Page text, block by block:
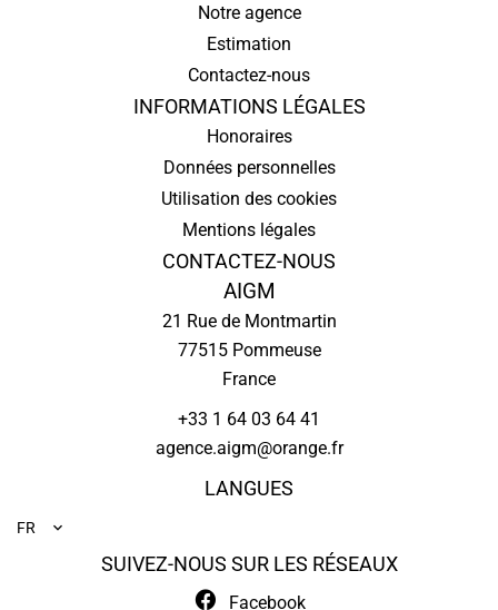
Notre agence
Estimation
Contactez-nous
INFORMATIONS LÉGALES
Honoraires
Données personnelles
Utilisation des cookies
Mentions légales
CONTACTEZ-NOUS
AIGM
21 Rue de Montmartin
77515Pommeuse
France
+33 1 64 03 64 41
agence.aigm@orange.fr
LANGUES
FR
SUIVEZ-NOUS SUR LES RÉSEAUX
Facebook